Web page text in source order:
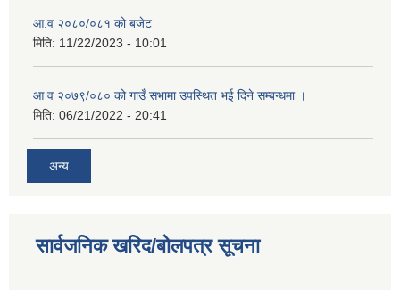
आ.व २०८०/०८१ को बजेट
मिति: 11/22/2023 - 10:01
आ व २०७९/०८० को गाउँ सभामा उपस्थित भई दिने सम्बन्धमा ।
मिति: 06/21/2022 - 20:41
अन्य
सार्वजनिक खरिद/बोलपत्र सूचना